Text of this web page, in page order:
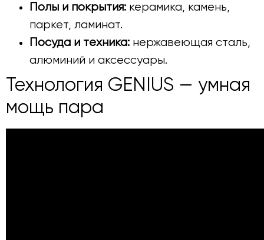
Полы и покрытия: керамика, камень,
паркет, ламинат.
Посуда и техника: нержавеющая сталь,
алюминий и аксессуары.
Технология GENIUS — умная
мощь пара